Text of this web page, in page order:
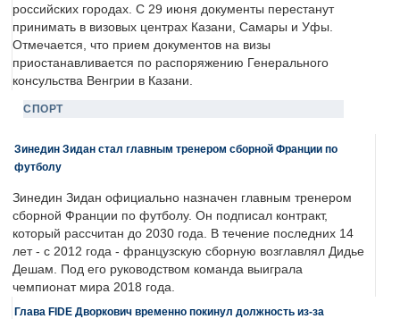
российских городах. С 29 июня документы перестанут
принимать в визовых центрах Казани, Самары и Уфы.
Отмечается, что прием документов на визы
приостанавливается по распоряжению Генерального
консульства Венгрии в Казани.
СПОРТ
Зинедин Зидан стал главным тренером сборной Франции по
футболу
Зинедин Зидан официально назначен главным тренером
сборной Франции по футболу. Он подписал контракт,
который рассчитан до 2030 года. В течение последних 14
лет - с 2012 года - французскую сборную возглавлял Дидье
Дешам. Под его руководством команда выиграла
чемпионат мира 2018 года.
Глава FIDE Дворкович временно покинул должность из-за